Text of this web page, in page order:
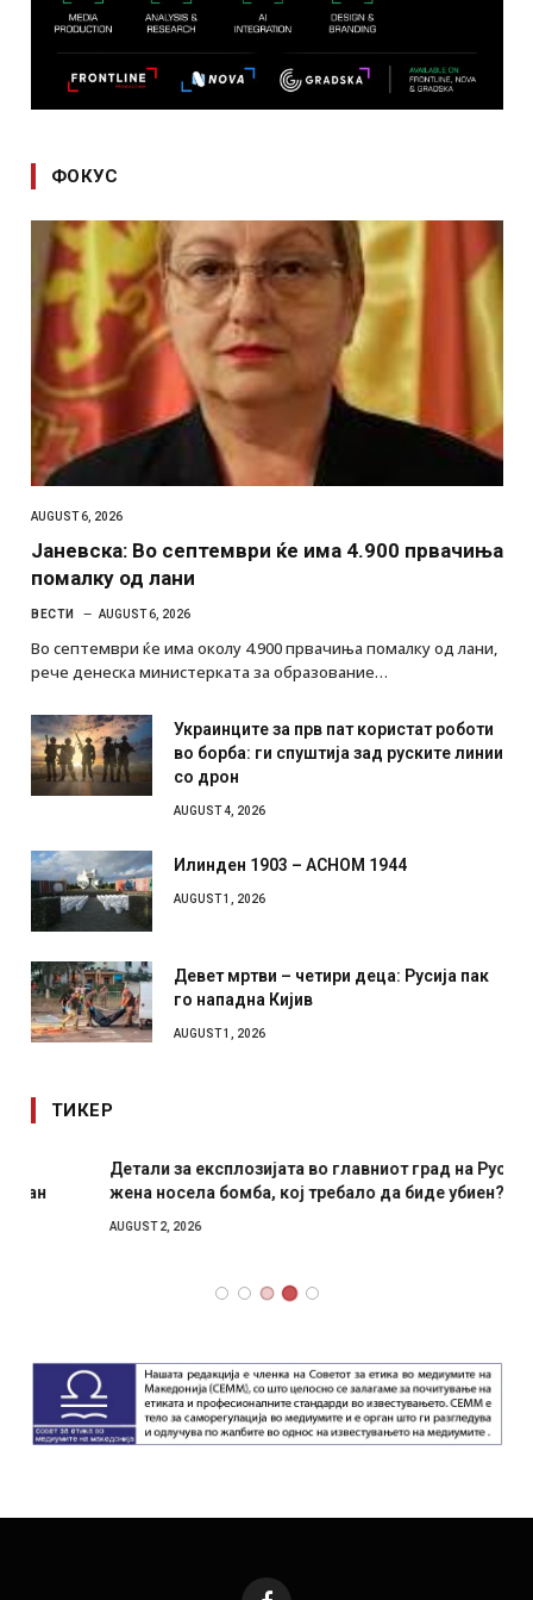
ФОКУС
AUGUST 6, 2026
Јаневска: Во септември ќе има 4.900 првачиња
помалку од лани
ВЕСТИ AUGUST 6, 2026
Во септември ќе има околу 4.900 првачиња помалку од лани,
рече денеска министерката за образование…
Украинците за прв пат користат роботи
во борба: ги спуштија зад руските линии
со дрон
AUGUST 4, 2026
Илинден 1903 – АСНОМ 1944
AUGUST 1, 2026
Девет мртви – четири деца: Русија пак
го нападна Кијив
AUGUST 1, 2026
ТИКЕР
Детали за експлозијата во главниот град на Русија –
жена носела бомба, кој требало да биде убиен?
AUGUST 2, 2026